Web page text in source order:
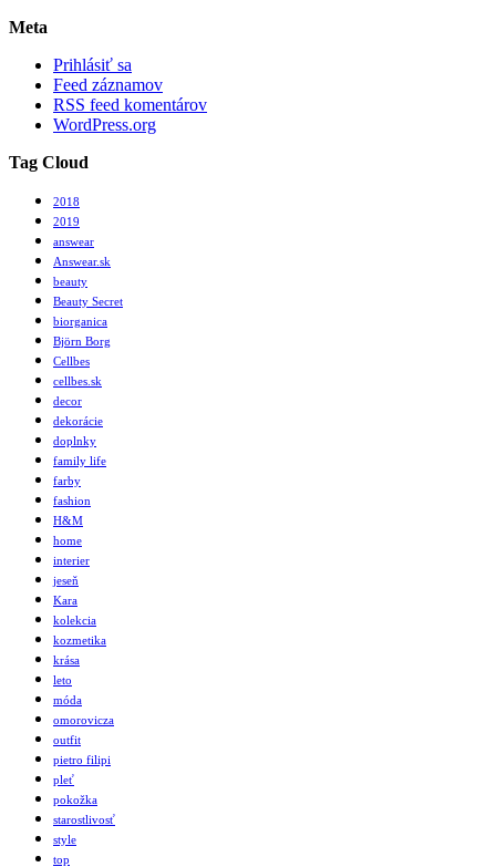
Meta
Prihlásiť sa
Feed záznamov
RSS feed komentárov
WordPress.org
Tag Cloud
2018
2019
answear
Answear.sk
beauty
Beauty Secret
biorganica
Björn Borg
Cellbes
cellbes.sk
decor
dekorácie
doplnky
family life
farby
fashion
H&M
home
interier
jeseň
Kara
kolekcia
kozmetika
krása
leto
móda
omorovicza
outfit
pietro filipi
pleť
pokožka
starostlivosť
style
top